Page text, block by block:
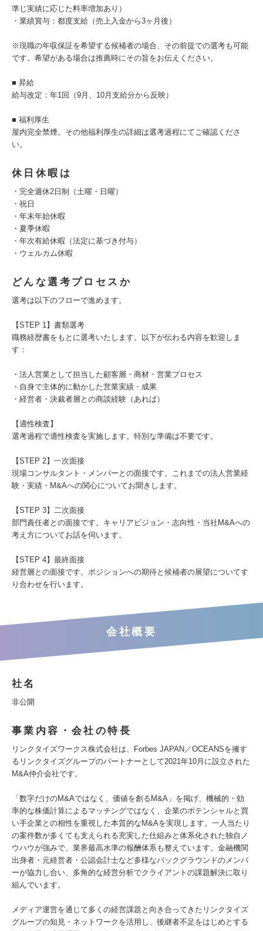
準じ実績に応じた料率増加あり）
・業績賞与：都度支給（売上入金から3ヶ月後）
※現職の年収保証を希望する候補者の場合、その前提での選考も可能
です。希望がある場合は推薦時にその旨をお伝えください。
■ 昇給
給与改定：年1回（9月、10月支給分から反映）
■ 福利厚生
屋内完全禁煙。その他福利厚生の詳細は選考過程にてご確認くださ
い。
休日休暇は
・完全週休2日制（土曜・日曜）
・祝日
・年末年始休暇
・夏季休暇
・年次有給休暇（法定に基づき付与）
・ウェルカム休暇
どんな選考プロセスか
選考は以下のフローで進めます。
【STEP 1】書類選考
職務経歴書をもとに選考いたします。以下が伝わる内容を歓迎しま
す：
・法人営業として担当した顧客層・商材・営業プロセス
・自身で主体的に動かした営業実績・成果
・経営者・決裁者層との商談経験（あれば）
【適性検査】
選考過程で適性検査を実施します。特別な準備は不要です。
【STEP 2】一次面接
現場コンサルタント・メンバーとの面接です。これまでの法人営業経
験・実績・M&Aへの関心についてお聞きします。
【STEP 3】二次面接
部門責任者との面接です。キャリアビジョン・志向性・当社M&Aへの
考え方についてお話を伺います。
【STEP 4】最終面接
経営層との面接です。ポジションへの期待と候補者の展望についてす
り合わせを行います。
会社概要
社名
非公開
事業内容・会社の特長
リンクタイズワークス株式会社は、Forbes JAPAN／OCEANSを擁す
るリンクタイズグループのパートナーとして2021年10月に設立された
M&A仲介会社です。
「数字だけのM&Aではなく、価値を創るM&A」を掲げ、機械的・効
率的な株価計算によるマッチングではなく、企業のポテンシャルと買
い手企業との相性を重視した本質的なM&Aを実現します。一人当たり
の案件数が多くても支えられる充実した仕組みと体系化された独自ノ
ウハウが強みで、業界最高水準の報酬体系も整えています。金融機関
出身者・元経営者・公認会計士など多様なバックグラウンドのメンバ
ーが協力し合い、多角的な経営分析でクライアントの課題解決に取り
組んでいます。
メディア運営を通じて多くの経営課題と向き合ってきたリンクタイズ
グループの知見・ネットワークを活用し、後継者不足をはじめとする